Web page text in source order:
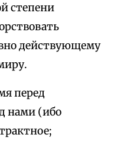
степени
действующему
перед
нами (ибо